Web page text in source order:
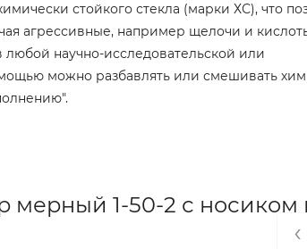
стойкого стекла (марки ХС), что
агрессивные, например щелочи и
научно-исследовательской или
можно разбавлять или смешивать
мерный 1-50-2 с носиком
‹